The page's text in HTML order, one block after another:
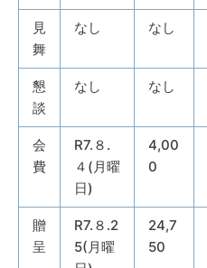
見
舞
なし なし
懇
談
なし なし
会
費
R7.８.
４(月曜
日)
4,00
0
贈
呈
R7.８.2
5(月曜
24,7
50